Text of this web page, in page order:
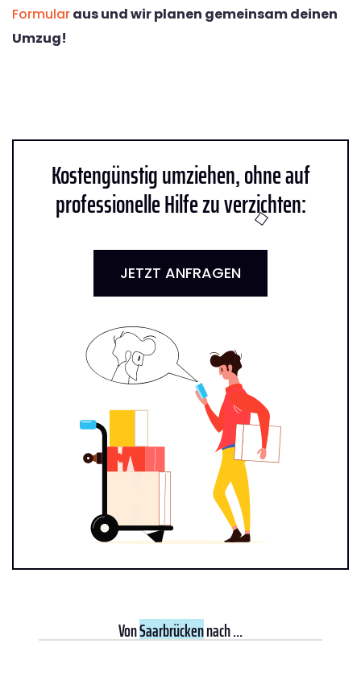
Formularaus und wir planen gemeinsam deinen
Umzug!
Kostengünstig umziehen, ohne auf
professionelle Hilfe zu verzichten:
JETZT ANFRAGEN
VonSaarbrückennach ...